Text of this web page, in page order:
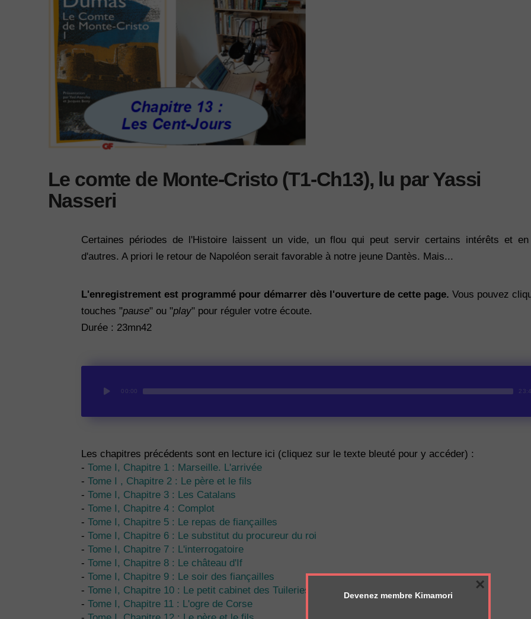
Le comte de Monte-Cristo (T1-Ch13), lu par Yassi
Nasseri
Certaines périodes de l'Histoire laissent un vide, un flou qui peut servir certains intérêts et en
d'autres. A priori le retour de Napoléon serait favorable à notre jeune Dantès. Mais...
L'enregistrement est programmé pour démarrer dès l'ouverture de cette page.Vous pouvez
touches "pause" ou "play" pour réguler votre écoute.
Durée : 23mn42
00:00
Les chapitres précédents sont en lecture ici (cliquez sur le texte bleuté pour y accéder) :
-Tome I, Chapitre 1 : Marseille. L'arrivée
-Tome I , Chapitre 2 : Le père et le fils
-Tome I, Chapitre 3 : Les Catalans
-Tome I, Chapitre 4 : Complot
-Tome I, Chapitre 5 : Le repas de fiançailles
-Tome I, Chapitre 6 : Le substitut du procureur du roi
-Tome I, Chapitre 7 : L'interrogatoire
-Tome I, Chapitre 8 : Le château d'If
-Tome I, Chapitre 9 : Le soir des fiançailles
-Tome I, Chapitre 10 : Le petit cabinet des Tuileries
-Tome I, Chapitre 11 : L'ogre de Corse
Devenez membre Kimamori
×